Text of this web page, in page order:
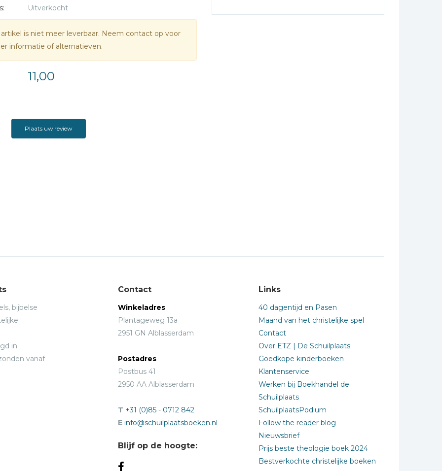
Uitverkocht
is niet meer leverbaar. Neem contact op voor
informatie of alternatieven.
11,00
Plaats uw review
bijbelse
in
vanaf
Contact
Winkeladres
Plantageweg 13a
2951 GN Alblasserdam
Postadres
Postbus 41
2950 AA Alblasserdam
T +31 (0)85 - 0712 842
E info@schuilplaatsboeken.nl
Blijf op de hoogte:
Links
40 dagentijd en Pasen
Maand van het christelijke spel
Contact
Over ETZ | De Schuilplaats
Goedkope kinderboeken
Klantenservice
Werken bij Boekhandel de
Schuilplaats
SchuilplaatsPodium
Follow the reader blog
Nieuwsbrief
Prijs beste theologie boek 2024
Bestverkochte christelijke boeken